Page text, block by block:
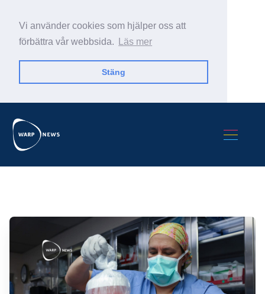
Vi använder cookies som hjälper oss att
förbättra vår webbsida.
Läs mer
Stäng